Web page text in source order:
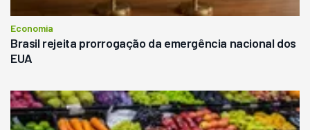
Economia
Brasil rejeita prorrogação da emergência nacional dos
EUA